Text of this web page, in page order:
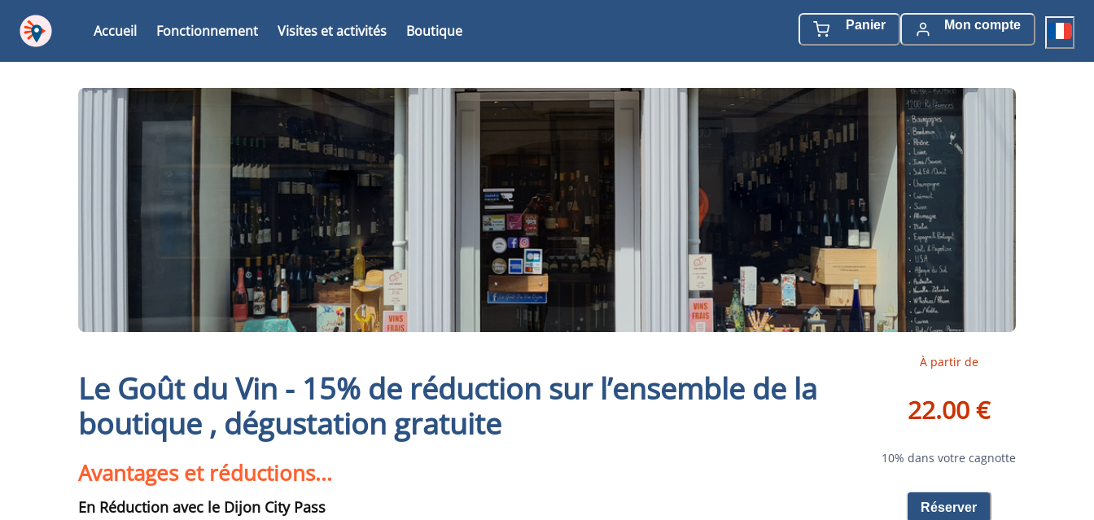
Accueil Fonctionnement Visites et activités Boutique Panier Mon compte
Le Goût du Vin - 15% de réduction sur l’ensemble de la
boutique , dégustation gratuite
Avantages et réductions...
En Réduction avec le Dijon City Pass
À partir de
22.00 €
10% dans votre cagnotte
Réserver